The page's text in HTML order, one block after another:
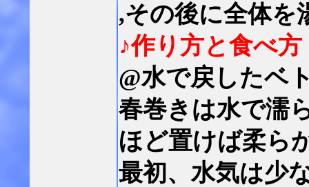
,その後に全体を
♪作り方と食べ方
@水で戻したベ
春巻きは水で濡
ほど置けば柔ら
最初、水気は少